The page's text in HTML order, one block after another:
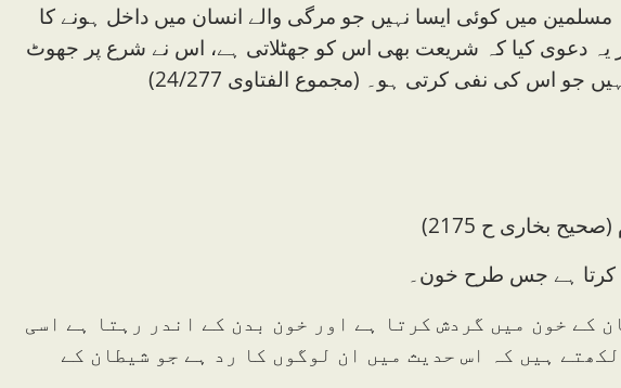
میں کوئی ایسا نہیں جو مرگی والے انسان میں داخل ہونے کا
یہ دعوی کیا کہ شریعت بھی اس کو جھٹلاتی ہے، اس نے شرع پر جھوٹ
جو اس کی نفی کرتی ہو۔ (مجموع الفتاوی 24/277)
ہے جس طرح خون۔
کے خون میں گردش کرتا ہے اور خون بدن کے اندر رہتا ہے اسی
ہیں کہ اس حدیث میں ان لوگوں کا رد ہے جو شیطان کے